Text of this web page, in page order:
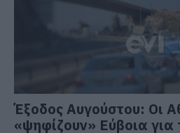
Έξοδος Αυγούστου: Οι
«ψηφίζουν» Εύβοια για